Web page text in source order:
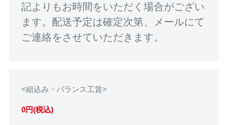
記よりもお時間をいただく場合がござい
ます。配送予定は確定次第、メールにて
ご連絡をさせていただきます。
<組込み・バランス工賃>
0円(税込)